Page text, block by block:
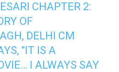
CHAPTER 2:
OF
DELHI CM
"IT IS A
I ALWAYS SAY